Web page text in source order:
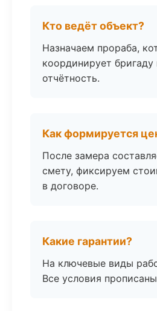
Кто ведёт объект?
Назначаем прораба,
координирует бригаду
отчётность.
Как формируется
После замера
смету, фиксируем
в договоре.
Какие гарантии?
На ключевые виды
Все условия